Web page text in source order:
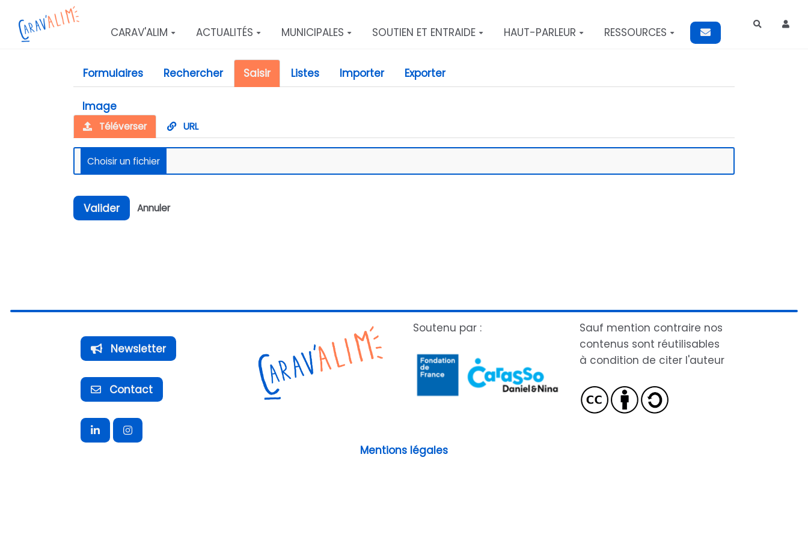
Aller au contenu principal
CARAV'ALIM
ACTUALITÉS MUNICIPALES SOUTIEN ET ENTRAIDE HAUT-PARLEUR RESSOURCES
Rechercher
Formulaires Rechercher Saisir Listes Importer Exporter
Image
Téléverser URL
Valider Annuler
Newsletter
Contact
Soutenu par :
Sauf mention contraire nos
contenus sont réutilisables
à condition de citer l'auteur
Mentions légales